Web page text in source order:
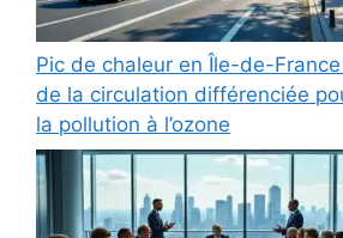
Pic de chaleur en Île-de-
de la circulation différenciée
la pollution à l’ozone